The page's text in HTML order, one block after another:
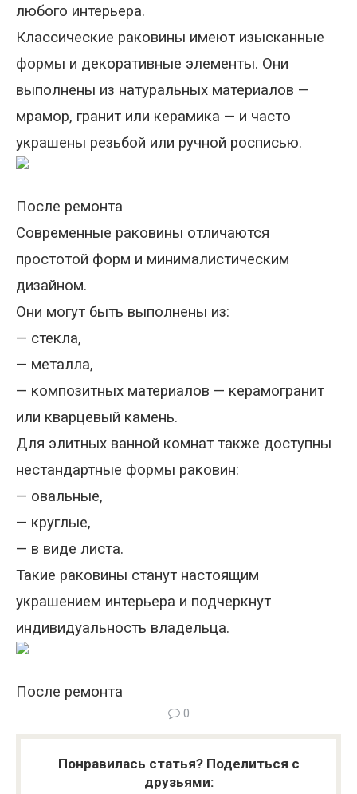
любого интерьера.
Классические раковины имеют изысканные
формы и декоративные элементы. Они
выполнены из натуральных материалов —
мрамор, гранит или керамика — и часто
украшены резьбой или ручной росписью.
После ремонта
Современные раковины отличаются
простотой форм и минималистическим
дизайном.
Они могут быть выполнены из:
— стекла,
— металла,
— композитных материалов — керамогранит
или кварцевый камень.
Для элитных ванной комнат также доступны
нестандартные формы раковин:
— овальные,
— круглые,
— в виде листа.
Такие раковины станут настоящим
украшением интерьера и подчеркнут
индивидуальность владельца.
После ремонта
0
Понравилась статья? Поделиться с
друзьями: